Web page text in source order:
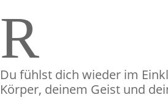
R
Du fühlst dich wieder im
Körper, deinem Geist und